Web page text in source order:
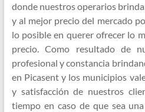
donde nuestros operarios
y al mejor precio del mercado
lo posible en querer ofrecer lo
precio. Como resultado de
profesional y constancia
en Picasent y los municipios
y satisfacción de nuestros
tiempo en caso de que sea